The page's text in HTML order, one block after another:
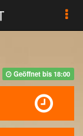
Geöffnet bis 18:00